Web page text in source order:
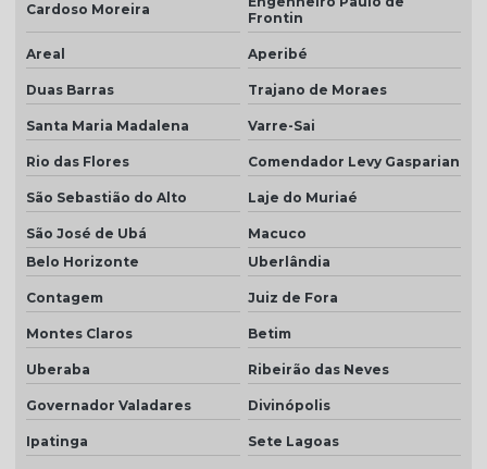
Telha dupla colonial
Telha dupla face esmaltada
Telha dupla portuguesa
Telha dupla preço
Telha dupla romana
Telha em monte carmelo
Telha esmaltado caramelo
Telha grafite
Telha grafite esmaltada
Telha hidrofugada
Telha hidrofugada preço
Telha marfim
Cardoso Moreira
Frontin
Areal Aperibé
Duas Barras Trajano de Moraes
Santa Maria Madalena Varre-Sai
Rio das Flores Comendador Levy Gasparian
São Sebastião do Alto Laje do Muriaé
São José de Ubá
Macuco
Belo Horizonte
Uberlândia
Contagem Juiz de Fora
Montes Claros Betim
Uberaba Ribeirão das Neves
Governador Valadares Divinópolis
Ipatinga Sete Lagoas